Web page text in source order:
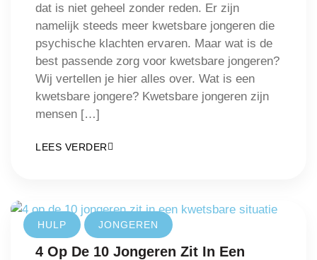
dat is niet geheel zonder reden. Er zijn
namelijk steeds meer kwetsbare jongeren die
psychische klachten ervaren. Maar wat is de
best passende zorg voor kwetsbare jongeren?
Wij vertellen je hier alles over. Wat is een
kwetsbare jongere? Kwetsbare jongeren zijn
mensen […]
LEES VERDER
HULP JONGEREN
4 Op De 10 Jongeren Zit In Een